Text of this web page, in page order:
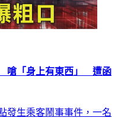
嗆「身上有東西」 遭函
發生乘客鬧事事件，一名